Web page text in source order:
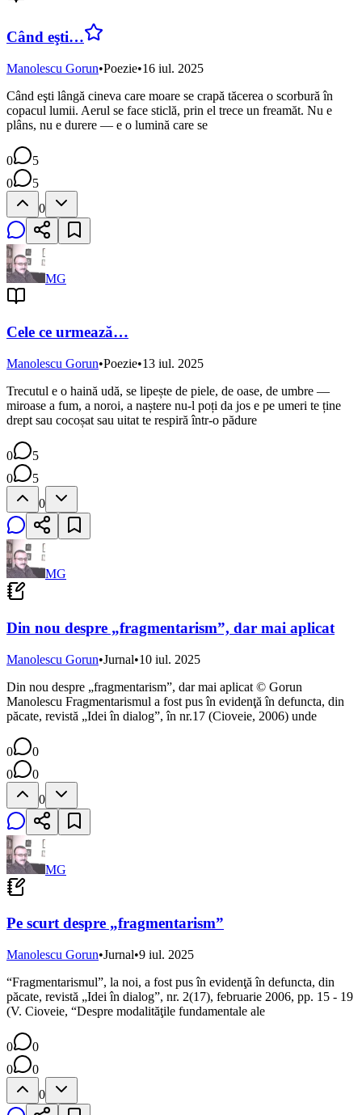
Când eşti…
Manolescu Gorun•Poezie•16 iul. 2025
Când eşti lângă cineva care moare se crapă tăcerea o scorbură în
copacul lumii. Aerul se face sticlă, prin el trece un freamăt. Nu e
plâns, nu e durere — e o lumină care se
0
5
0
5
0
MG
Cele ce urmează…
Manolescu Gorun•Poezie•13 iul. 2025
Trecutul e o haină udă, se lipește de piele, de oase, de umbre —
miroase a fum, a noroi, a naștere nu-l poți da jos e pe umeri te ține
drept sau cocoșat sau uitat te respiră într-o pădure
0
5
0
5
0
MG
Din nou despre „fragmentarism”, dar mai aplicat
Manolescu Gorun•Jurnal•10 iul. 2025
Din nou despre „fragmentarism”, dar mai aplicat © Gorun
Manolescu Fragmentarismul a fost pus în evidenţă în defuncta, din
păcate, revistă „Idei în dialog”, în nr.17 (Cioveie, 2006) unde
0
0
0
0
0
MG
Pe scurt despre „fragmentarism”
Manolescu Gorun•Jurnal•9 iul. 2025
“Fragmentarismul”, la noi, a fost pus în evidenţă în defuncta, din
păcate, revistă „Idei în dialog”, nr. 2(17), februarie 2006, pp. 15 - 19
(V. Cioveie, “Despre modalităţile fundamentale ale
0
0
0
0
0